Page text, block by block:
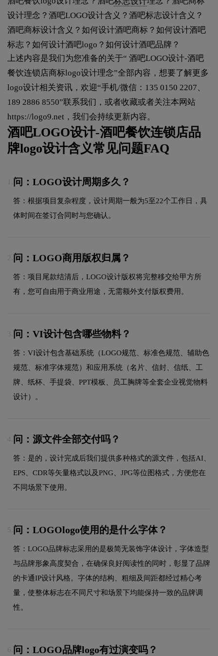
设计理念？酒吧LOGO设计含义？酒吧标志设计含义？
酒吧商标设计含义？如何设计酒吧商标？如何设计酒吧
标志？如何设计酒吧logo？如何设计酒吧品牌？
上述内容是我们为您准备的关于“ 酒吧LOGO设计-酒吧
餐饮连锁店商标logo设计理念”全部内容，想要了解更多
logo设计相关资讯，欢迎“手机/微信：135 0150 2207、
189 2886 8550”联系我们，或者收藏或者关注本网站
https://logo9.net ，我们会持续更新内容。
酒吧LOGO设计-酒吧餐饮连锁店品
牌logo设计含义常见问题FAQ
问：LOGO设计周期多久？
答：根据项目复杂程度，设计周期一般为5至22个工作日，具
体时间在签订合同时与您确认。
2. 问：LOGO商用版权归属？
答：项目尾款结清后，LOGO设计版权将完整移交给甲方所
有，您可自由用于商业用途，无需额外支付版权费用。
3. 问：VI设计包含哪些物料？
答：VI设计包含基础系统（LOGO规范、标准色规范、辅助色
规范、标准字体规范）和应用系统（名片、信封、信纸、工
牌、纸杯、手提袋、PPT模板、员工胸牌等全套企业视觉物料
设计）。
4. 问：源文件全部交付吗？
答：是的，设计完成后我们提供多种格式的源文件，包括AI、
EPS、CDR等矢量格式以及PNG、JPG等位图格式，方便您在
不同场景下使用。
5. 问：LOGOlogo使用的是什么字体？
答：LOGO品牌标志采用的是极简无装饰字体设计，字体造型
与品牌形象高度契合，在确保良好阅读性的同时，彰显了品牌
的卡通IP设计风格。字体的结构、粗细及间距都经过精心考
量，使整体标志在不同尺寸和场景下均能保持一致的品牌调
性。
6. 问：LOGO品牌logo有过演变吗？